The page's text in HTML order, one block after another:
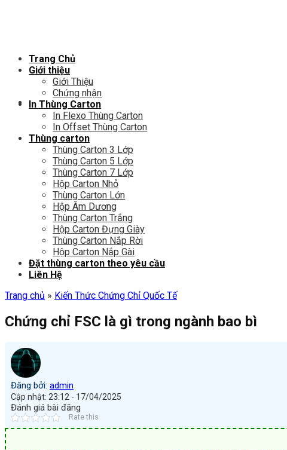
Trang Chủ
Giới thiệu
Giới Thiệu
Chứng nhận
In Thùng Carton
In Flexo Thùng Carton
In Offset Thùng Carton
Thùng carton
Thùng Carton 3 Lớp
Thùng Carton 5 Lớp
Thùng Carton 7 Lớp
Hộp Carton Nhỏ
Thùng Carton Lớn
Hộp Âm Dương
Thùng Carton Trắng
Hộp Carton Đựng Giày
Thùng Carton Nắp Rời
Hộp Carton Nắp Gài
Đặt thùng carton theo yêu cầu
Liên Hệ
Trang chủ » Kiến Thức Chứng Chỉ Quốc Tế
Chứng chỉ FSC là gì trong ngành bao bì
Đăng bởi: admin
Cập nhật: 23:12 - 17/04/2025
Đánh giá bài đăng
Rate this